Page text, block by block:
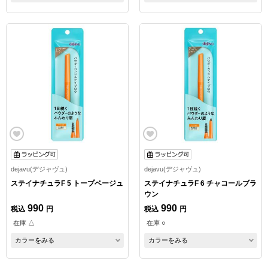
dejavu(デジャヴュ)
ステイナチュラF 5 トープベージュ
税込 990 円
在庫 △
カラーをみる
dejavu(デジャヴュ)
ステイナチュラF 6 チャコールブラ
ウン
税込 990 円
在庫 ○
カラーをみる